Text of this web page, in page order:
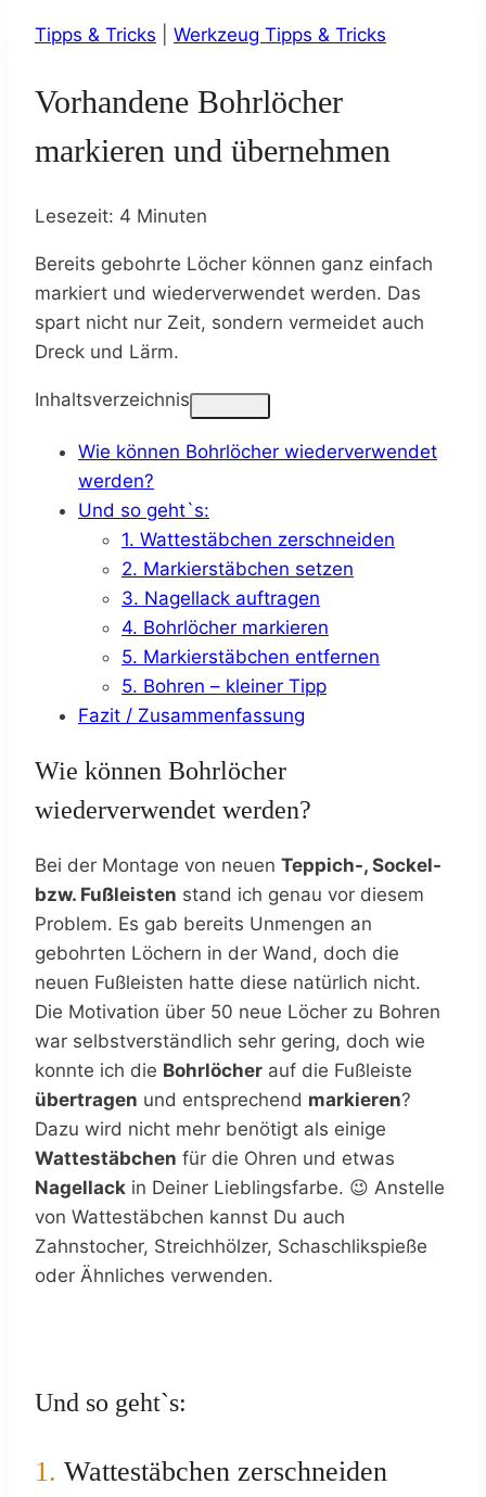
Tipps & Tricks Werkzeug Tipps & Tricks
Vorhandene Bohrlöcher
markieren und übernehmen
Lesezeit: 4 Minuten
Bereits gebohrte Löcher können ganz einfach
markiert und wiederverwendet werden. Das
spart nicht nur Zeit, sondern vermeidet auch
Dreck und Lärm.
Inhaltsverzeichnis
Wie können Bohrlöcher wiederverwendet
werden?
Und so geht`s:
1. Wattestäbchen zerschneiden
2. Markierstäbchen setzen
3. Nagellack auftragen
4. Bohrlöcher markieren
5. Markierstäbchen entfernen
5. Bohren – kleiner Tipp
Fazit / Zusammenfassung
Wie können Bohrlöcher
wiederverwendet werden?
Bei der Montage von neuen Teppich-, Sockel-
bzw. Fußleisten stand ich genau vor diesem
Problem. Es gab bereits Unmengen an
gebohrten Löchern in der Wand, doch die
neuen Fußleisten hatte diese natürlich nicht.
Die Motivation über 50 neue Löcher zu Bohren
war selbstverständlich sehr gering, doch wie
konnte ich die Bohrlöcher auf die Fußleiste
übertragen und entsprechend markieren?
Dazu wird nicht mehr benötigt als einige
Wattestäbchen für die Ohren und etwas
Nagellack in Deiner Lieblingsfarbe. 😉 Anstelle
von Wattestäbchen kannst Du auch
Zahnstocher, Streichhölzer, Schaschlikspieße
oder Ähnliches verwenden.
Und so geht`s:
1. Wattestäbchen zerschneiden